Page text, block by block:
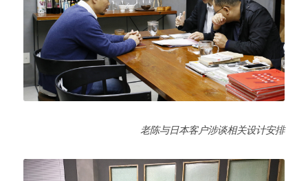
老陈与日本客户涉谈相关设计安排